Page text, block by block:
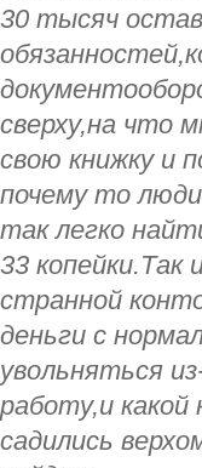
30 тысяч
сверху,на что
свою книжку и
почему то
так легко
33 копейки.Так
странной
деньги с
увольняться
работу,и какой
садились